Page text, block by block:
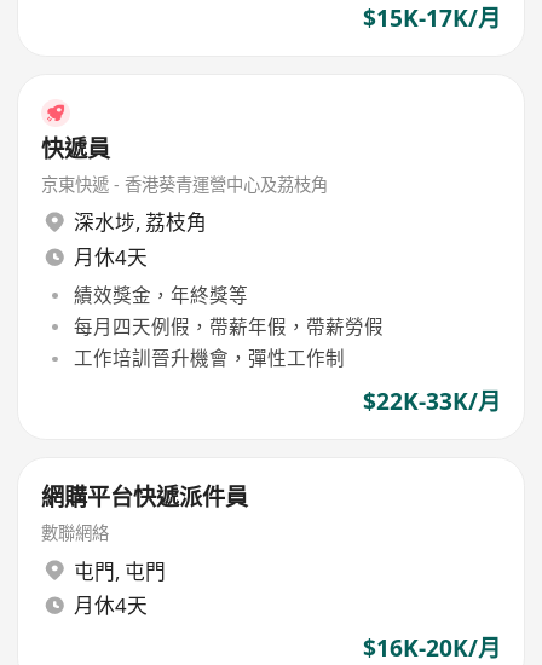
$15K-17K/月
快遞員
京東快遞 - 香港葵青運營中心及荔枝角
深水埗, 荔枝角
月休4天
績效獎金，年終獎等
每月四天例假，帶薪年假，帶薪勞假
工作培訓晉升機會，彈性工作制
$22K-33K/月
網購平台快遞派件員
數聯網絡
屯門, 屯門
月休4天
$16K-20K/月